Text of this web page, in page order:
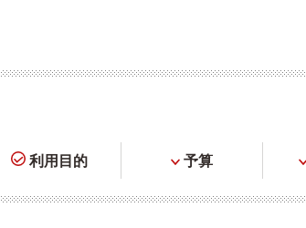
利用目的 予算